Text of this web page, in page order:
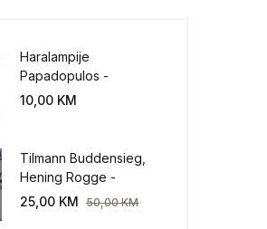
Haralampije
Papadopulos -
Poverenje: sloboda od
10,00 KM
Tilmann Buddensieg,
Hening Rogge -
Industriekultur: Peter
25,00 KM 50,00KM